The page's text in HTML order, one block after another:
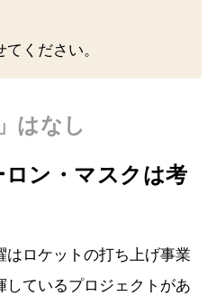
ください。
はなし
ン・マスクは考
はロケットの打ち上げ事業
しているプロジェクトがあ